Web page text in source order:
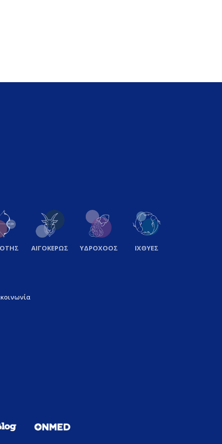
ΑΙΓΟΚΕΡΩΣ ΥΔΡΟΧΟΟΣ ΙΧΘΥΕΣ